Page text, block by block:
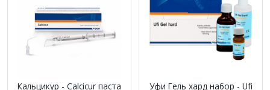
Кальцикур - Calcicur паста
Уфи Гель хард набор - Ufi